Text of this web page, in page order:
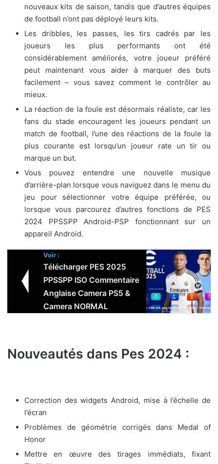
nouveaux kits de saison, tandis que d’autres équipes
de football n’ont pas déployé leurs kits.
Les dribbles, les passes, les tirs cadrés par les
joueurs les plus performants ont été
considérablement améliorés, votre joueur préféré
peut maintenant vous aider à marquer des buts
facilement – vous savez comment le contrôler au
mieux.
La réaction de la foule est désormais réaliste, car les
fans du stade encouragent les joueurs pendant un
match de football, l’une des réactions de la foule la
plus courante est lorsqu’un joueur rate un tir ou
marque un but.
Vous pouvez entendre une nouvelle musique
d’arrière-plan lorsque vous naviguez dans le menu du
jeu pour sélectionner votre équipe préférée, ou
lorsque vous parcourez d’autres fonctions de PES
2024 PPSSPP Android-PSP fonctionnant sur un
appareil Android.
Voir :
Télécharger PES 2025
PPSSPP ISO Commentaire
Anglaise Camera PS5 &
Camera NORMAL
Nouveautés dans Pes 2024 :
Correction des widgets Android, mise à l’échelle de
l’écran
Problèmes de géométrie corrigés dans Medal of
Honor
Mettre en œuvre des tirages immédiats, fixant